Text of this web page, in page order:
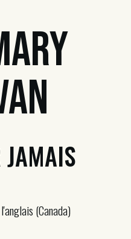
JAMAIS
(Canada)